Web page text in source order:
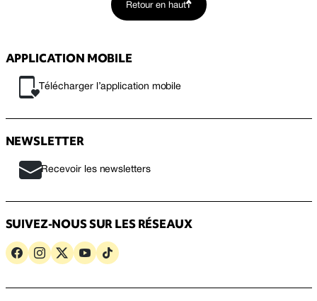
Retour en haut
APPLICATION MOBILE
Télécharger l’application mobile
NEWSLETTER
Recevoir les newsletters
SUIVEZ-NOUS SUR LES RÉSEAUX